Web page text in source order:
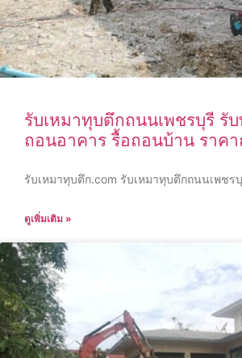
รับเหมาทุบตึกถนนเพชรบุรี รั
ถอนอาคาร รื้อถอนบ้าน ราคา
รับเหมาทุบตึก.com รับเหมาทุบตึกถนนเพชรบุ
ดูเพิ่มเติม »